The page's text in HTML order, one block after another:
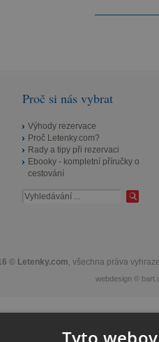
Proč si nás vybrat
Výhody rezervace
Proč Letenky.com?
Rady a tipy při rezervaci
Ebooky - kompletní příručky o
cestování
© Letenky.com, všechna práva
webdesign ©